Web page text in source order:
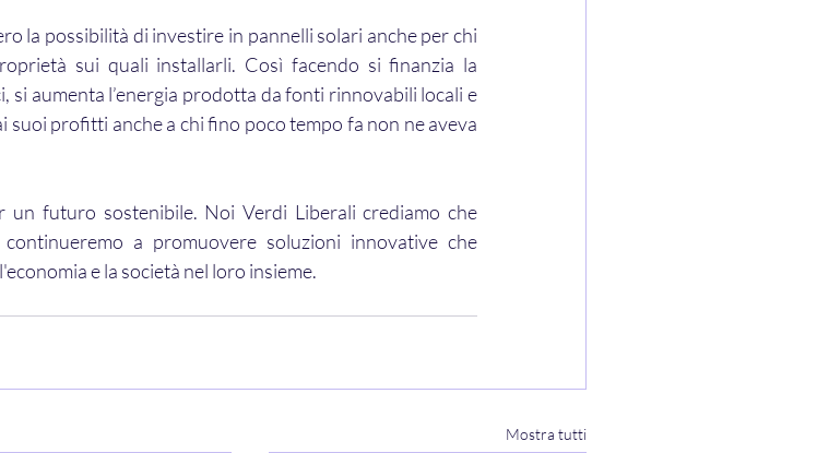
la possibilità di investire in pannelli solari anche per chi
sui quali installarli. Così facendo si finanzia la
aumenta l’energia prodotta da fonti rinnovabili locali e
suoi profitti anche a chi fino poco tempo fa non ne aveva
un futuro sostenibile. Noi Verdi Liberali crediamo che
a promuovere soluzioni innovative che
e la società nel loro insieme.
Mostra tutti